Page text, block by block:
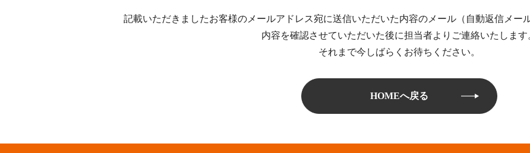
記載いただきましたお客様のメールアドレス宛に送信いただいた内容のメール（自動返信メー
内容を確認させていただいた後に担当者よりご連絡いたします
それまで今しばらくお待ちください。
HOMEへ戻る